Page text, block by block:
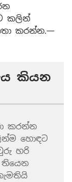
කලින්
කරන්න.—
කියන
කරන්න
හොඳට
හරි